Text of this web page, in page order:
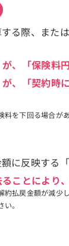
る際、ま
、「保険料
、「契約
を下回る場合があ
に反映する
ことにより
払戻金額が減少
。